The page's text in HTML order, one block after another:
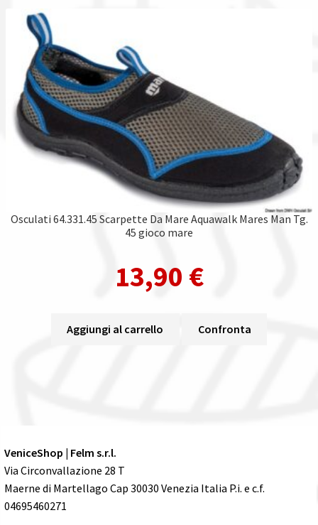
Osculati 64.331.45 Scarpette Da Mare Aquawalk Mares Man Tg.
45 gioco mare
13,90 €
Aggiungi al carrello Confronta
VeniceShop | Felm s.r.l.
Via Circonvallazione 28 T
Maerne di Martellago Cap 30030 Venezia Italia P.i. e c.f.
04695460271